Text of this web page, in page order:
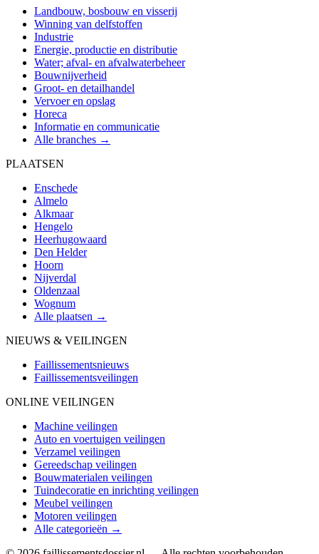
Landbouw, bosbouw en visserij
Winning van delfstoffen
Industrie
Energie, productie en distributie
Water; afval- en afvalwaterbeheer
Bouwnijverheid
Groot- en detailhandel
Vervoer en opslag
Horeca
Informatie en communicatie
Alle branches →
PLAATSEN
Enschede
Almelo
Alkmaar
Hengelo
Heerhugowaard
Den Helder
Hoorn
Nijverdal
Oldenzaal
Wognum
Alle plaatsen →
NIEUWS & VEILINGEN
Faillissementsnieuws
Faillissementsveilingen
ONLINE VEILINGEN
Machine veilingen
Auto en voertuigen veilingen
Verzamel veilingen
Gereedschap veilingen
Bouwmaterialen veilingen
Tuindecoratie en inrichting veilingen
Meubel veilingen
Motoren veilingen
Alle categorieën →